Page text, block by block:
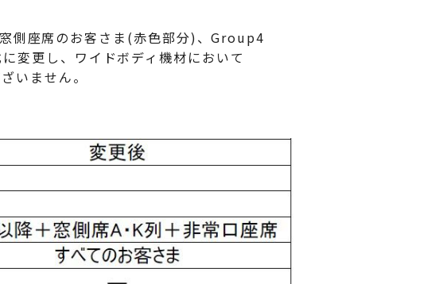
座席のお客さま(赤色部分)、Group4
更し、ワイドボディ機材において
ません。